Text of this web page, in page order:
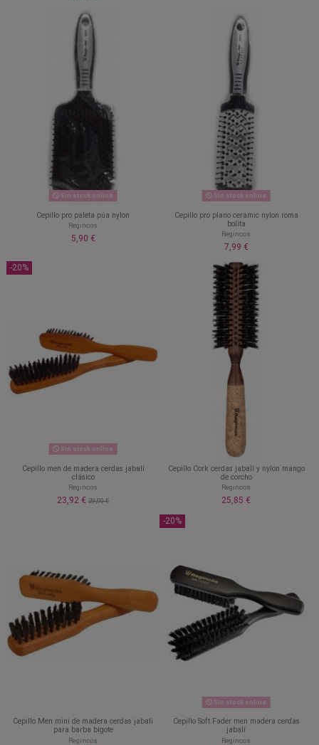
Sin stock online
Cepillo pro paleta púa nylon
Regincos
5,90 €
Sin stock online
Cepillo pro plano ceramic nylon roma
bolita
Regincos
7,99 €
-20%
Sin stock online
Cepillo men de madera cerdas jabalí
clásico
Regincos
23,92 € 29,90 €
Cepillo Cork cerdas jabalí y nylon mango
de corcho
Regincos
25,85 €
Cepillo Men mini de madera cerdas jabali
para barba bigote
Regincos
-20%
Sin stock online
Cepillo Soft Fader men madera cerdas
jabalí
Regincos